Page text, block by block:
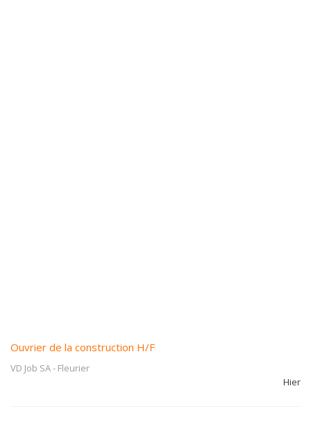
Ouvrier de la construction H/F
VD Job SA- Fleurier
Hier